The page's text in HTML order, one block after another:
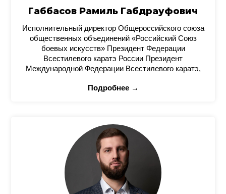
Габбасов Рамиль Габдрауфович
Исполнительный директор Общероссийского союза
общественных объединений «Российский Союз
боевых искусств» Президент Федерации
Всестилевого каратэ России Президент
Международной Федерации Всестилевого каратэ,
Подробнее →